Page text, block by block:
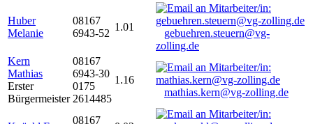
Huber
Melanie
08167
6943-52
1.01
gebuehren.steuern@vg-
zolling.de
Kern
Mathias
Erster
Bürgermeister
08167
6943-30
0175
2614485
1.16
mathias.kern@vg-zolling.de
08167